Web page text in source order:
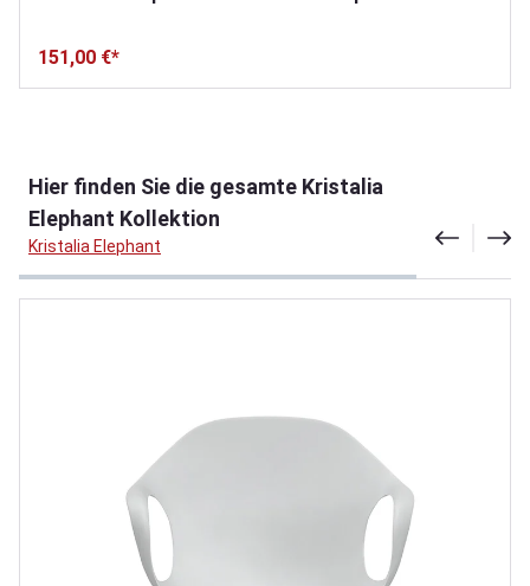
151,00 €*
Hier finden Sie die gesamte Kristalia
Elephant Kollektion
Kristalia Elephant